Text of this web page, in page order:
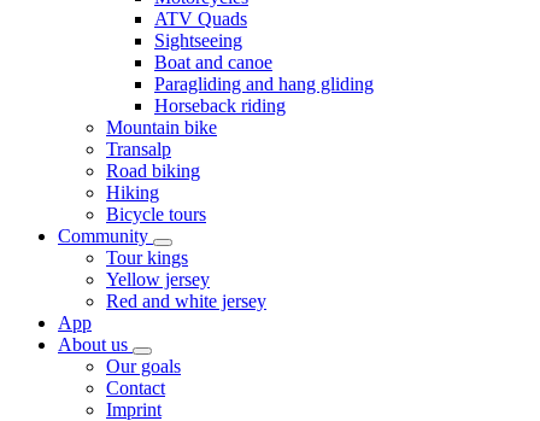
ATV Quads
Sightseeing
Boat and canoe
Paragliding and hang gliding
Horseback riding
Mountain bike
Transalp
Road biking
Hiking
Bicycle tours
Community
Tour kings
Yellow jersey
Red and white jersey
App
About us
Our goals
Contact
Imprint